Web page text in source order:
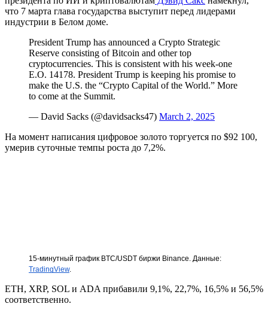
что 7 марта глава государства выступит перед лидерами
индустрии в Белом доме.
President Trump has announced a Crypto Strategic
Reserve consisting of Bitcoin and other top
cryptocurrencies. This is consistent with his week-one
E.O. 14178. President Trump is keeping his promise to
make the U.S. the “Crypto Capital of the World.” More
to come at the Summit.
— David Sacks (@davidsacks47) March 2, 2025
На момент написания цифровое золото торгуется по $92 100,
умерив суточные темпы роста до 7,2%.
15-минутный график BTC/USDT биржи Binance. Данные:
TradingView.
ETH, XRP, SOL и ADA прибавили 9,1%, 22,7%, 16,5% и 56,5%
соответственно.